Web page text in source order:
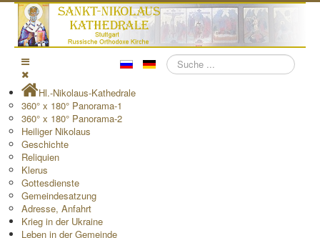
Suchen
Hl.-Nikolaus-Kathedrale
360° x 180° Panorama-1
360° x 180° Panorama-2
Heiliger Nikolaus
Geschichte
Reliquien
Klerus
Gottesdienste
Gemeindesatzung
Adresse, Anfahrt
Krieg in der Ukraine
Leben in der Gemeinde